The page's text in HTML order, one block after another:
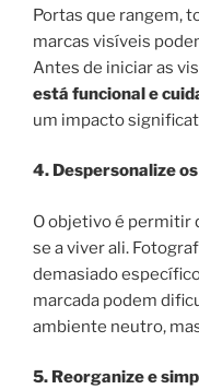
Portas que rangem,
marcas visíveis
Antes de iniciar as
está funcional e
um impacto
4. Despersonalize
O objetivo é permitir
se a viver ali.
demasiado
marcada podem
ambiente neutro,
5. Reorganize e